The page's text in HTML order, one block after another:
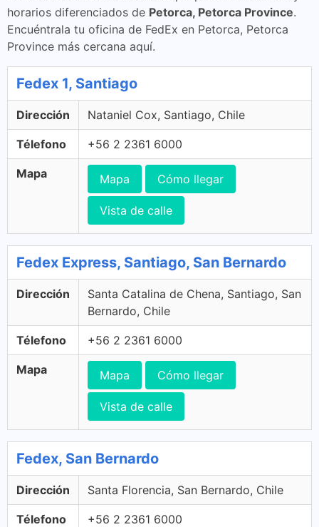
horarios diferenciados de Petorca, Petorca Province.
Encuéntrala tu oficina de FedEx en Petorca, Petorca
Province más cercana aquí.
Fedex 1, Santiago
Dirección Nataniel Cox, Santiago, Chile
Télefono +56 2 2361 6000
Mapa Mapa Cómo llegar
Vista de calle
Fedex Express, Santiago, San Bernardo
Dirección
Santa Catalina de Chena, Santiago, San
Bernardo, Chile
Télefono +56 2 2361 6000
Mapa Mapa Cómo llegar
Vista de calle
Fedex, San Bernardo
Dirección Santa Florencia, San Bernardo, Chile
Télefono +56 2 2361 6000